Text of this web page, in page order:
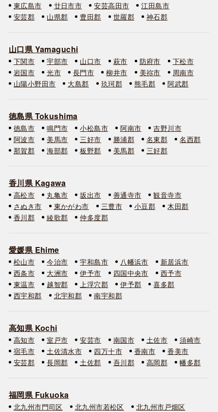
東広島市 廿日市市 安芸高田市
江田島市
安芸郡
山県郡 豊田郡 世羅郡 神石郡
山口県 Yamaguchi
下関市 宇部市 山口市 萩市 防府市
下松市
岩国市
光市 長門市 柳井市 美祢市
周南市
山陽小野田市
大島郡 玖珂郡 熊毛郡 阿武郡
徳島県 Tokushima
徳島市 鳴門市 小松島市 阿南市
吉野川市
阿波市
美馬市 三好市 勝浦郡 名東郡
名西郡
那賀郡
海部郡 板野郡 美馬郡 三好郡
香川県 Kagawa
高松市 丸亀市 坂出市 善通寺市
観音寺市
さぬき市
東かがわ市 三豊市 小豆郡
木田郡
香川郡
綾歌郡 仲多度郡
愛媛県 Ehime
松山市 今治市 宇和島市 八幡浜市
新居浜市
西条市
大洲市 伊予市 四国中央市
西予市
東温市
越智郡 上浮穴郡 伊予郡
喜多郡
西宇和郡
北宇和郡 南宇和郡
高知県 Kochi
高知市 室戸市 安芸市 南国市 土佐市
須崎市
宿毛市
土佐清水市 四万十市 香南市
香美市
安芸郡
長岡郡 土佐郡 吾川郡 高岡郡 幡多郡
福岡県 Fukuoka
北九州市門司区 北九州市若松区
北九州市戸畑区